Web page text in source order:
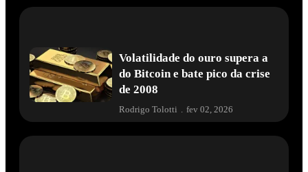
Volatilidade do ouro supera a
do Bitcoin e bate pico da crise
de 2008
Rodrigo Tolotti . fev 02, 2026